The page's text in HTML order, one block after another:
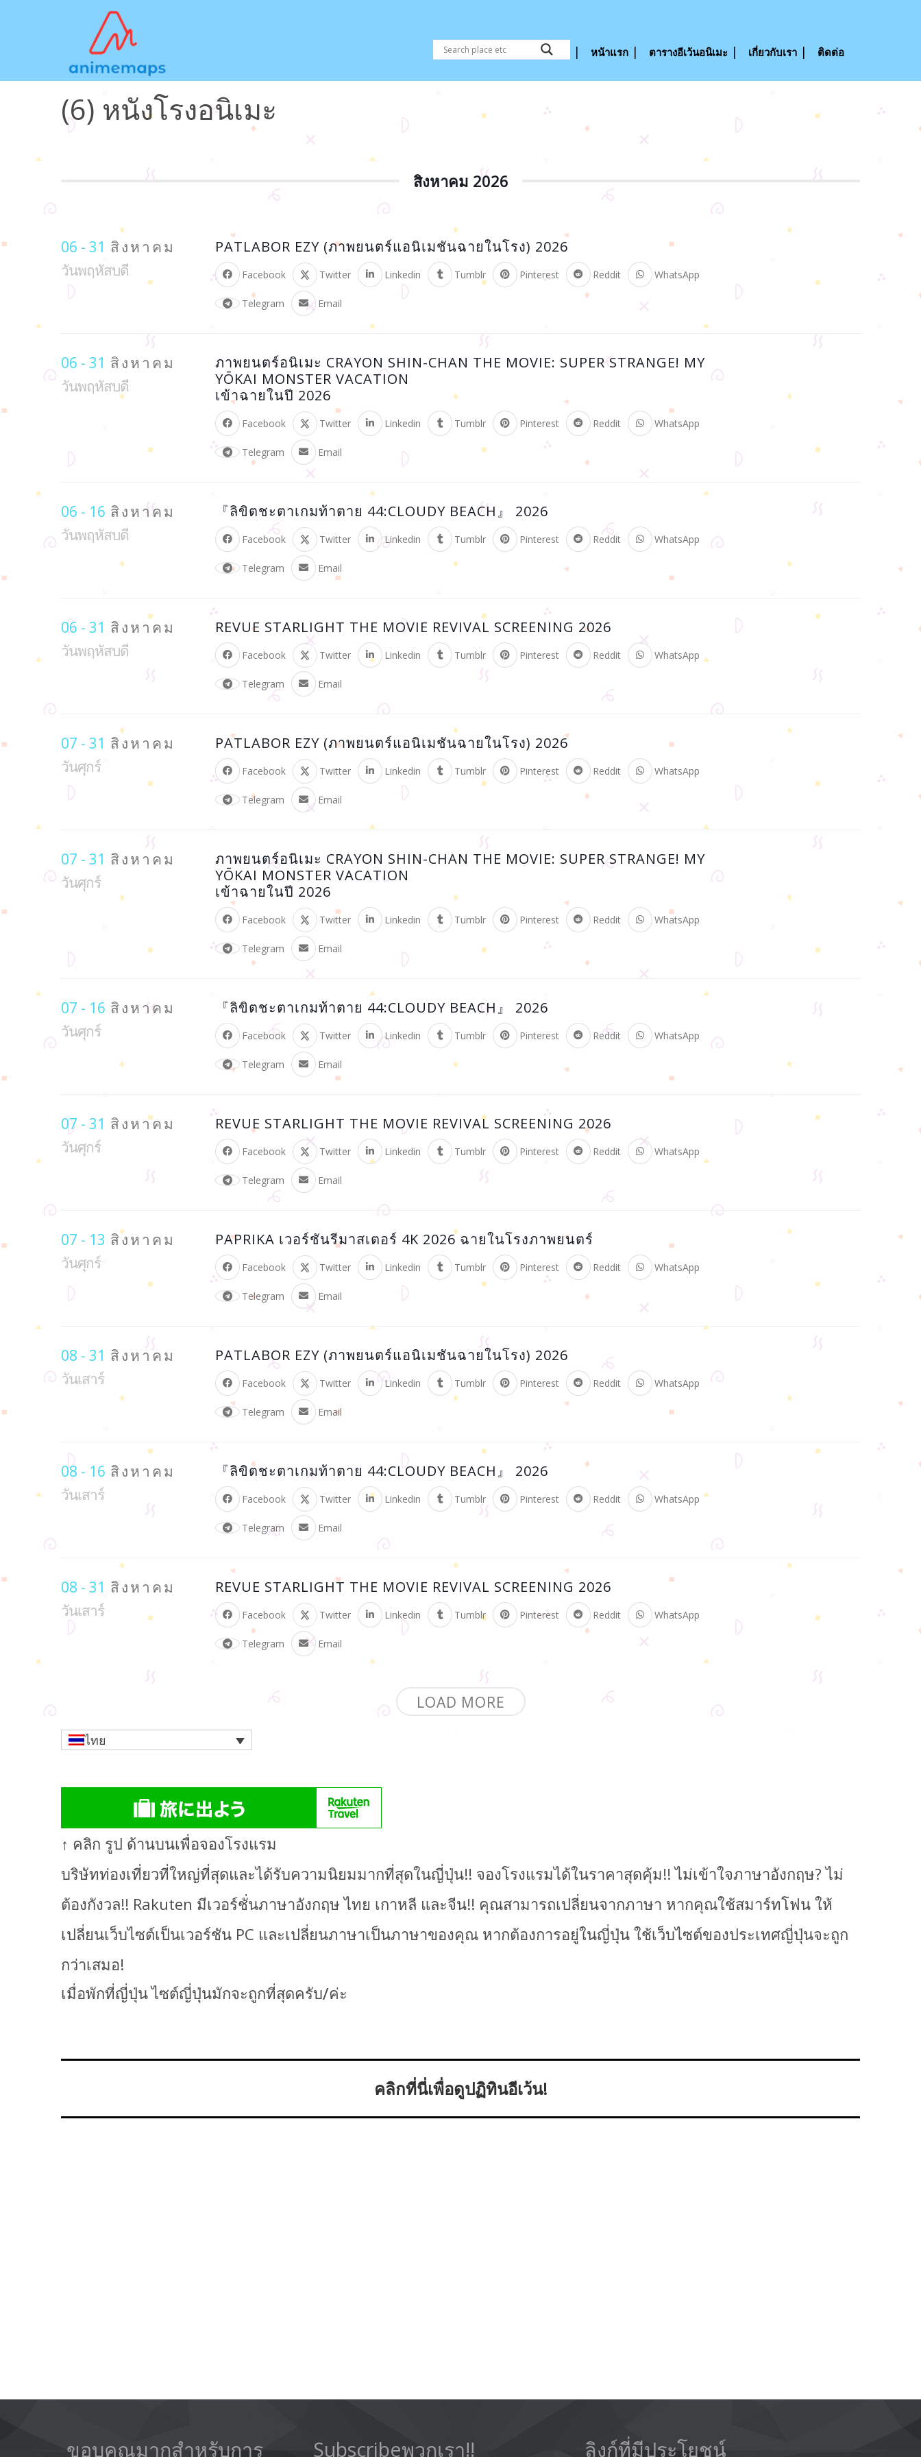
หน้าแรก ตารางอีเว้นอนิเมะ เกี่ยวกับเรา ติดต่อ
(6) หนังโรงอนิเมะ
สิงหาคม 2026
06 - 31 สิงหาคม
วันพฤหัสบดี
PATLABOR EZY (ภาพยนตร์แอนิเมชันฉายในโรง) 2026
Facebook Twitter Linkedin Tumblr Pinterest Reddit WhatsApp
Telegram Email
06 - 31 สิงหาคม
วันพฤหัสบดี
ภาพยนตร์อนิเมะ CRAYON SHIN-CHAN THE MOVIE: SUPER STRANGE! MY
YŌKAI MONSTER VACATION
เข้าฉายในปี 2026
Facebook Twitter Linkedin Tumblr Pinterest Reddit WhatsApp
Telegram Email
06 - 16 สิงหาคม
วันพฤหัสบดี
『ลิขิตชะตาเกมท้าตาย 44:CLOUDY BEACH』 2026
Facebook Twitter Linkedin Tumblr Pinterest Reddit WhatsApp
Telegram Email
06 - 31 สิงหาคม
วันพฤหัสบดี
REVUE STARLIGHT THE MOVIE REVIVAL SCREENING 2026
Facebook Twitter Linkedin Tumblr Pinterest Reddit WhatsApp
Telegram Email
07 - 31 สิงหาคม
วันศุกร์
PATLABOR EZY (ภาพยนตร์แอนิเมชันฉายในโรง) 2026
Facebook Twitter Linkedin Tumblr Pinterest Reddit WhatsApp
Telegram Email
07 - 31 สิงหาคม
วันศุกร์
ภาพยนตร์อนิเมะ CRAYON SHIN-CHAN THE MOVIE: SUPER STRANGE! MY
YŌKAI MONSTER VACATION
เข้าฉายในปี 2026
Facebook Twitter Linkedin Tumblr Pinterest Reddit WhatsApp
Telegram Email
07 - 16 สิงหาคม
วันศุกร์
『ลิขิตชะตาเกมท้าตาย 44:CLOUDY BEACH』 2026
Facebook Twitter Linkedin Tumblr Pinterest Reddit WhatsApp
Telegram Email
07 - 31 สิงหาคม
วันศุกร์
REVUE STARLIGHT THE MOVIE REVIVAL SCREENING 2026
Facebook Twitter Linkedin Tumblr Pinterest Reddit WhatsApp
Telegram Email
07 - 13 สิงหาคม
วันศุกร์
PAPRIKA เวอร์ชันรีมาสเตอร์ 4K 2026 ฉายในโรงภาพยนตร์
Facebook Twitter Linkedin Tumblr Pinterest Reddit WhatsApp
Telegram Email
08 - 31 สิงหาคม
วันเสาร์
PATLABOR EZY (ภาพยนตร์แอนิเมชันฉายในโรง) 2026
Facebook Twitter Linkedin Tumblr Pinterest Reddit WhatsApp
Telegram Email
08 - 16 สิงหาคม
วันเสาร์
『ลิขิตชะตาเกมท้าตาย 44:CLOUDY BEACH』 2026
Facebook Twitter Linkedin Tumblr Pinterest Reddit WhatsApp
Telegram Email
08 - 31 สิงหาคม
วันเสาร์
REVUE STARLIGHT THE MOVIE REVIVAL SCREENING 2026
Facebook Twitter Linkedin Tumblr Pinterest Reddit WhatsApp
Telegram Email
LOAD MORE
ไทย
↑ คลิก รูป ด้านบนเพื่อจองโรงแรม
บริษัทท่องเที่ยวที่ใหญ่ที่สุดและได้รับความนิยมมากที่สุดในญี่ปุ่น!! จองโรงแรมได้ในราคาสุดคุ้ม!! ไม่เข้าใจภาษาอังกฤษ? ไม่
ต้องกังวล!! Rakuten มีเวอร์ชั่นภาษาอังกฤษ ไทย เกาหลี และจีน!! คุณสามารถเปลี่ยนจากภาษา หากคุณใช้สมาร์ทโฟน ให้
เปลี่ยนเว็บไซต์เป็นเวอร์ชัน PC และเปลี่ยนภาษาเป็นภาษาของคุณ หากต้องการอยู่ในญี่ปุ่น ใช้เว็บไซต์ของประเทศญี่ปุ่นจะถูก
กว่าเสมอ!
เมื่อพักที่ญี่ปุ่น ไซต์ญี่ปุ่นมักจะถูกที่สุดครับ/ค่ะ
คลิกที่นี่เพื่อดูปฏิทินอีเว้น!
ขอบคุณมากสำหรับการ Subscribeพวกเรา!! ลิงก์ที่มีประโยชน์